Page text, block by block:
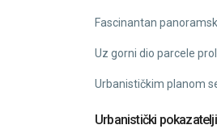
Fascinantan
Uz gorni dio parcele
Urbanističkim planom
Urbanistički pokazatelji